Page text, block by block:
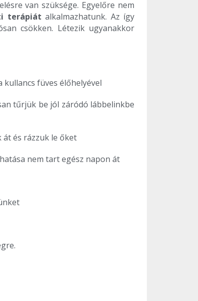
van szüksége. Egyelőre nem
terápiátalkalmazhatunk. Az így
csökken. Létezik ugyanakkor
füves élőhelyével
tűrjük be jól záródó lábbelinkbe
és rázzuk le őket
nem tart egész napon át